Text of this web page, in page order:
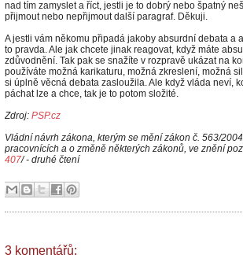
nad tím zamyslet a říct, jestli je to dobrý nebo špatný
přijmout nebo nepřijmout další paragraf. Děkuji.
A jestli vám někomu připadá jakoby absurdní debata a
to pravda. Ale jak chcete jinak reagovat, když máte
zdůvodnění. Tak pak se snažíte v rozpravě ukázat na
používáte možná karikaturu, možná zkreslení, možná
si úplně věcná debata zasloužila. Ale když vláda neví,
páchat lze a chce, tak je to potom složité.
Zdroj: PSP.cz
Vládní návrh zákona, kterým se mění zákon č. 563/
pracovnících a o změně některých zákonů, ve znění
407/ - druhé čtení
3 komentářů: